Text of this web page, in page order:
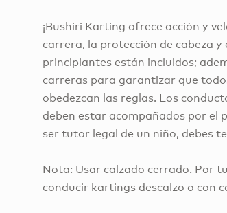
¡Bushiri Karting ofrece acción y
carrera, la protección de cabeza
principiantes están incluidos;
carreras para garantizar que
obedezcan las reglas. Los
deben estar acompañados por el
ser tutor legal de un niño, debes
Nota: Usar calzado cerrado. Por
conducir kartings descalzo o con